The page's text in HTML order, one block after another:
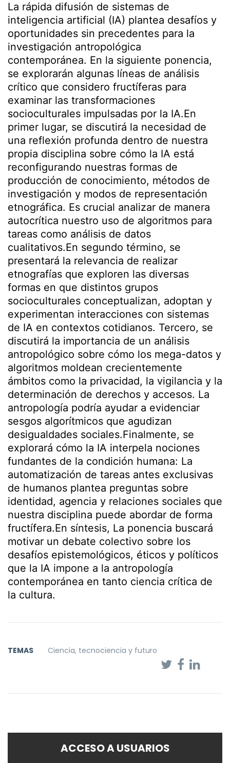
La rápida difusión de sistemas de
inteligencia artificial (IA) plantea desafíos y
oportunidades sin precedentes para la
investigación antropológica
contemporánea. En la siguiente ponencia,
se explorarán algunas líneas de análisis
crítico que considero fructíferas para
examinar las transformaciones
socioculturales impulsadas por la IA.En
primer lugar, se discutirá la necesidad de
una reflexión profunda dentro de nuestra
propia disciplina sobre cómo la IA está
reconfigurando nuestras formas de
producción de conocimiento, métodos de
investigación y modos de representación
etnográfica. Es crucial analizar de manera
autocrítica nuestro uso de algoritmos para
tareas como análisis de datos
cualitativos.En segundo término, se
presentará la relevancia de realizar
etnografías que exploren las diversas
formas en que distintos grupos
socioculturales conceptualizan, adoptan y
experimentan interacciones con sistemas
de IA en contextos cotidianos. Tercero, se
discutirá la importancia de un análisis
antropológico sobre cómo los mega-datos y
algoritmos moldean crecientemente
ámbitos como la privacidad, la vigilancia y la
determinación de derechos y accesos. La
antropología podría ayudar a evidenciar
sesgos algorítmicos que agudizan
desigualdades sociales.Finalmente, se
explorará cómo la IA interpela nociones
fundantes de la condición humana: La
automatización de tareas antes exclusivas
de humanos plantea preguntas sobre
identidad, agencia y relaciones sociales que
nuestra disciplina puede abordar de forma
fructífera.En síntesis, La ponencia buscará
motivar un debate colectivo sobre los
desafíos epistemológicos, éticos y políticos
que la IA impone a la antropología
contemporánea en tanto ciencia crítica de
la cultura.
TEMAS Ciencia, tecnociencia y futuro
ACCESO A USUARIOS